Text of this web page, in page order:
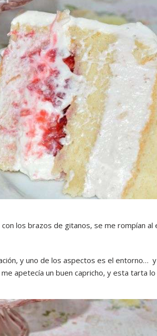
los brazos de gitanos, se me rompían al
y uno de los aspectos es el entorno…
apetecía un buen capricho, y esta tarta lo